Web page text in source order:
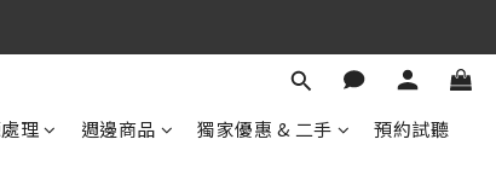
見
理 週邊商品 獨家優惠 & 二手 預約試聽